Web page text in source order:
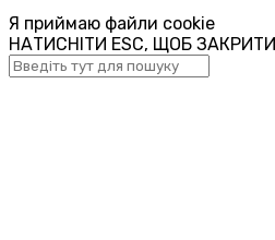
Я приймаю файли cookie
НАТИСНІТИ ESC, ЩОБ ЗАКРИТИ